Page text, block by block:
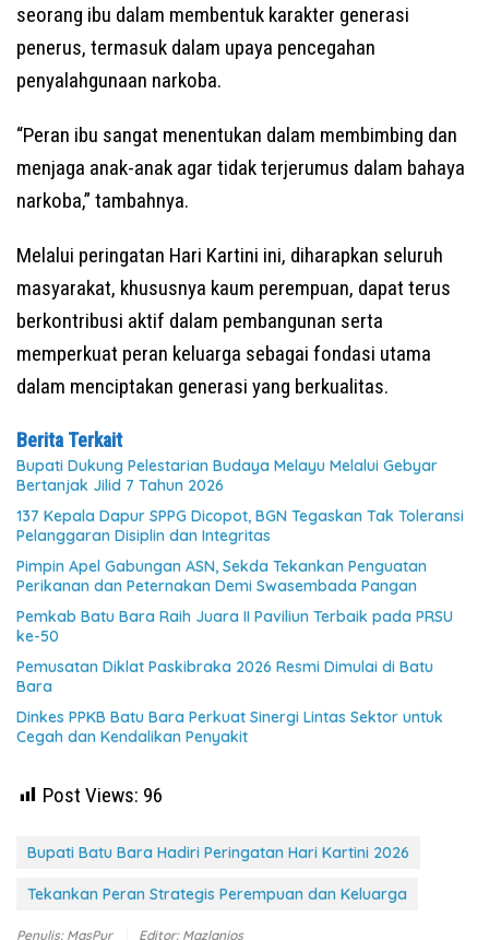
seorang ibu dalam membentuk karakter generasi
penerus, termasuk dalam upaya pencegahan
penyalahgunaan narkoba.
“Peran ibu sangat menentukan dalam membimbing dan
menjaga anak-anak agar tidak terjerumus dalam bahaya
narkoba,” tambahnya.
Melalui peringatan Hari Kartini ini, diharapkan seluruh
masyarakat, khususnya kaum perempuan, dapat terus
berkontribusi aktif dalam pembangunan serta
memperkuat peran keluarga sebagai fondasi utama
dalam menciptakan generasi yang berkualitas.
Berita Terkait
Bupati Dukung Pelestarian Budaya Melayu Melalui Gebyar
Bertanjak Jilid 7 Tahun 2026
137 Kepala Dapur SPPG Dicopot, BGN Tegaskan Tak Toleransi
Pelanggaran Disiplin dan Integritas
Pimpin Apel Gabungan ASN, Sekda Tekankan Penguatan
Perikanan dan Peternakan Demi Swasembada Pangan
Pemkab Batu Bara Raih Juara II Paviliun Terbaik pada PRSU
ke-50
Pemusatan Diklat Paskibraka 2026 Resmi Dimulai di Batu
Bara
Dinkes PPKB Batu Bara Perkuat Sinergi Lintas Sektor untuk
Cegah dan Kendalikan Penyakit
Post Views: 96
Bupati Batu Bara Hadiri Peringatan Hari Kartini 2026
Tekankan Peran Strategis Perempuan dan Keluarga
Penulis: MasPur Editor: Mazlanjos